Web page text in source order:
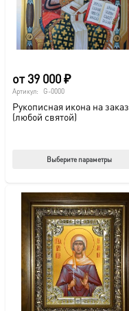
от39 000₽
Артикул: G-0000
Рукописная икона на заказ
(любой святой)
Выберите параметры